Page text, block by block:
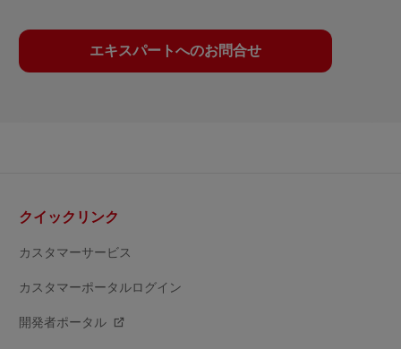
エキスパートへのお問合せ
ッ
クイックリンク
カスタマーサービス
カスタマーポータルログイン
開発者ポータル